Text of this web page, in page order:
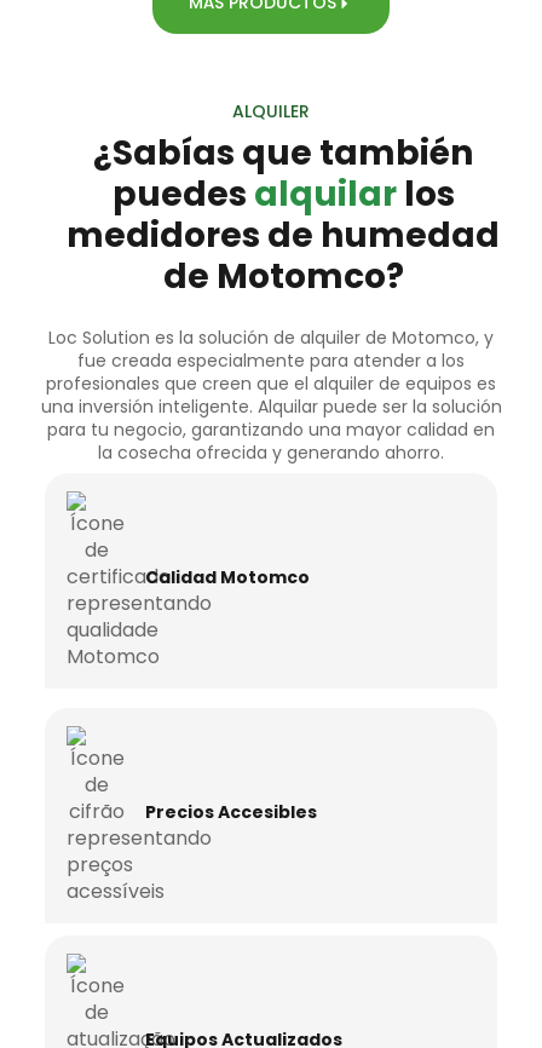
ALQUILER
¿Sabías que también
puedes alquilarlos
medidores de humedad
de Motomco?
Loc Solution es la solución de alquiler de Motomco, y
fue creada especialmente para atender a los
profesionales que creen que el alquiler de equipos es
una inversión inteligente. Alquilar puede ser la solución
para tu negocio, garantizando una mayor calidad en
la cosecha ofrecida y generando ahorro.
Calidad Motomco
Precios Accesibles
Equipos Actualizados